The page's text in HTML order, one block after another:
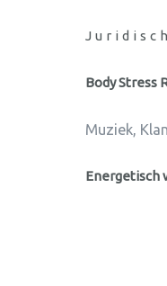
Body Stress
Muziek,
Energetisch